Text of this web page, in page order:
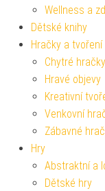
Wellness a
Dětské knihy
Hračky a tvoření
Chytré hračky
Hravé objevy
Kreativní
Venkovní
Zábavné
Hry
Abstraktní a
Dětské hry